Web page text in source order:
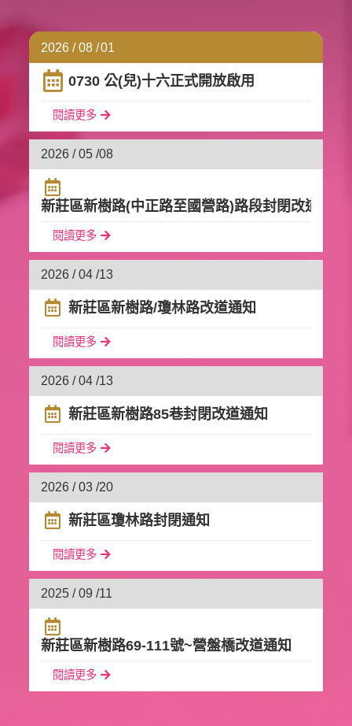
2026 / 08 /01
0730 公(兒)十六正式開放啟用
閱讀更多
2026 / 05 /08
新莊區新樹路(中正路至國營路)路段封閉改道通知
閱讀更多
2026 / 04 /13
新莊區新樹路/瓊林路改道通知
閱讀更多
2026 / 04 /13
新莊區新樹路85巷封閉改道通知
閱讀更多
2026 / 03 /20
新莊區瓊林路封閉通知
閱讀更多
2025 / 09 /11
新莊區新樹路69-111號~營盤橋改道通知
閱讀更多